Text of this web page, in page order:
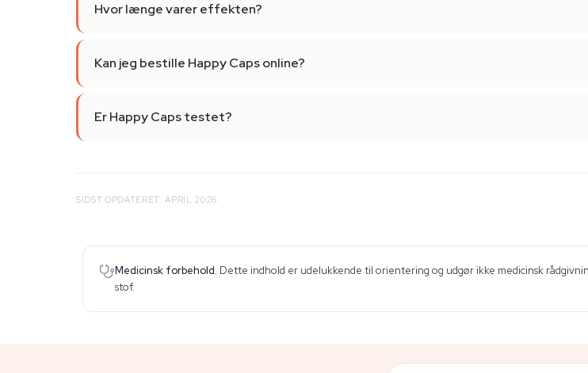
Hvor længe varer effekten?
Kan jeg bestille Happy Caps online?
Er Happy Caps testet?
SIDST OPDATERET: APRIL 2026
Medicinsk forbehold. Dette indhold er udelukkende til orientering og udgør ikke medicinsk
stof.